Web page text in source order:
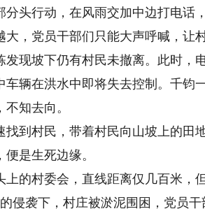
头行动，在风雨交加中边打电话
，党员干部们只能大声呼喊，让
发现坡下仍有村民未撤离。此时，
车辆在洪水中即将失去控制。千钧
知去向。
村民，带着村民向山坡上的田
是生死边缘。
村委会，直线距离仅几百米，
侵袭下，村庄被淤泥围困，党员